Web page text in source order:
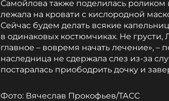
Самойлова также поделилась роликом
лежала на кровати с кислородной
Сейчас будем делать всякие
в одинаковых костюмчиках. Не
главное – вовремя начать лечение», –
наследница не сдержала слез из-за
постаралась приободрить дочку и
Фото: Вячеслав Прокофьев/ТАСС